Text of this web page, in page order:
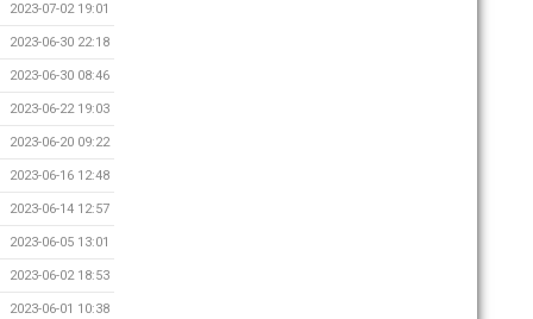
2023-07-02 19:01
2023-06-30 22:18
2023-06-30 08:46
2023-06-22 19:03
2023-06-20 09:22
2023-06-16 12:48
2023-06-14 12:57
2023-06-05 13:01
2023-06-02 18:53
2023-06-01 10:38